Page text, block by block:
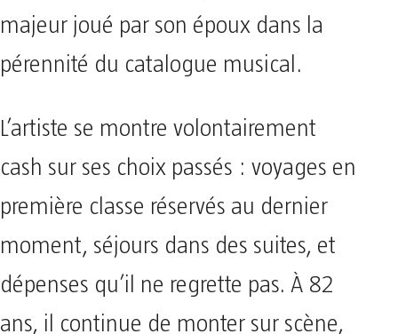
majeur joué par son époux dans la
pérennité du catalogue musical.
L’artiste se montre volontairement
cash sur ses choix passés : voyages en
première classe réservés au dernier
moment, séjours dans des suites, et
dépenses qu’il ne regrette pas. À 82
ans, il continue de monter sur scène,